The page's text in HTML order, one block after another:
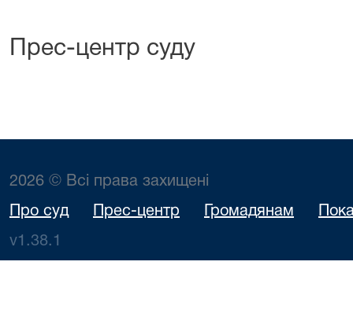
Прес-центр суду
2026 © Всі права захищені
Про суд Прес-центр Громадянам
v1.38.1